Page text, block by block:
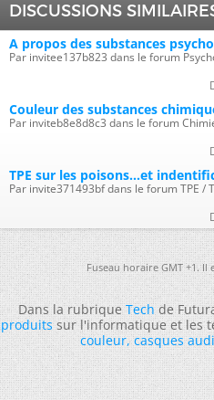
DISCUSSIONS
A propos des substances
Par invitee137b823 dans le forum
Couleur des substances
Par inviteb8e8d8c3 dans le forum
TPE sur les poisons...et
Par invite371493bf dans le forum TPE /
Fuseau horaire GMT +1.
Dans la rubriqueTechde
produitssur l'informatique et les
couleur,casques